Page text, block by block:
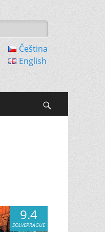
Čeština
English
9.4
SOLVEPRAGUE